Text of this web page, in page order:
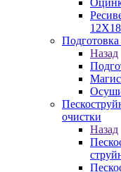
Подготовка
Назад
очистки
Назад